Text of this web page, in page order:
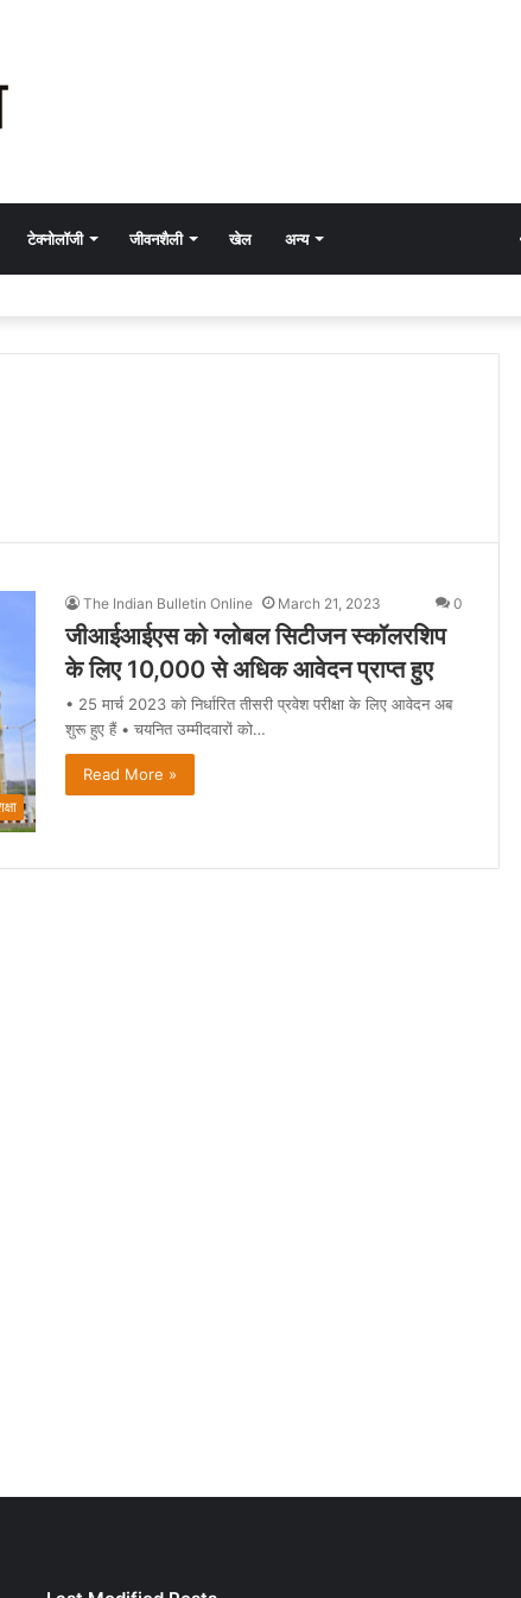
टेक्नोलॉजी जीवनशैली खेल अन्य
The Indian Bulletin Online March 21, 2023 0
जीआईआईएस को ग्लोबल सिटीजन स्कॉलरशिप
के लिए 10,000 से अधिक आवेदन प्राप्त हुए
• 25 मार्च 2023 को निर्धारित तीसरी प्रवेश परीक्षा के लिए आवेदन अब
शुरू हुए हैं • चयनित उम्मीदवारों को…
Read More »